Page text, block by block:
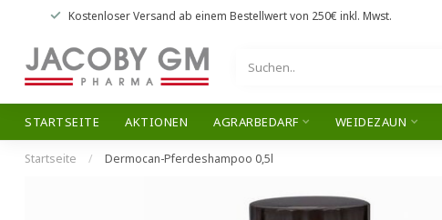
Kostenloser Versand ab einem Bestellwert von 250€ inkl. Mwst.
STARTSEITE AKTIONEN AGRARBEDARF WEIDEZAUN
Startseite / Dermocan-Pferdeshampoo 0,5l